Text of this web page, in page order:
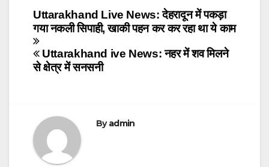
Post
navigation
Uttarakhand Live News: देहरादून में पकड़ा
गया नकली सिपाही, खाकी पहन कर कर रहा था ये काम
Uttarakhand ive News: नहर में शव मिलने
से क्षेत्र में सनसनी
Byadmin